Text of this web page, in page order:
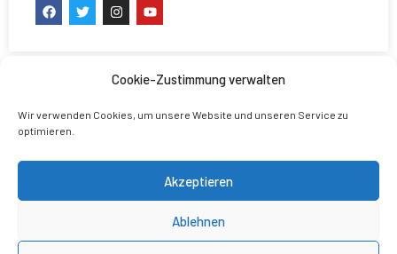
Cookie-Zustimmung verwalten
Wir verwenden Cookies, um unsere Website und unseren Service zu
optimieren.
Akzeptieren
Ablehnen